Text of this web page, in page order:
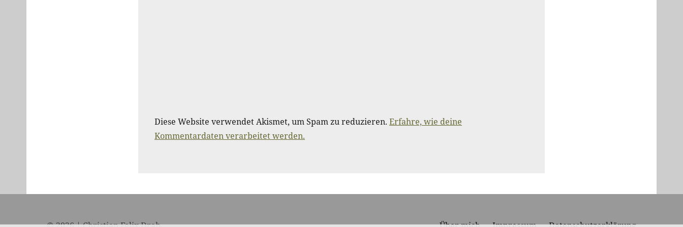
Diese Website verwendet Akismet, um Spam zu reduzieren. Erfahre, wie deine
Kommentardaten verarbeitet werden.